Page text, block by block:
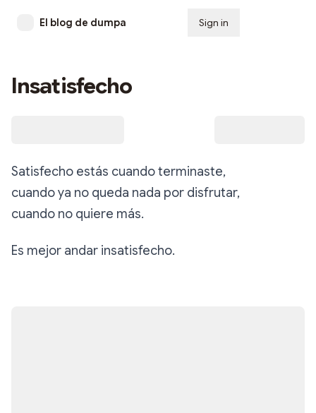
El blog de dumpa Sign in
Insatisfecho
Satisfecho estás cuando terminaste,
cuando ya no queda nada por disfrutar,
cuando no quiere más.
Es mejor andar insatisfecho.